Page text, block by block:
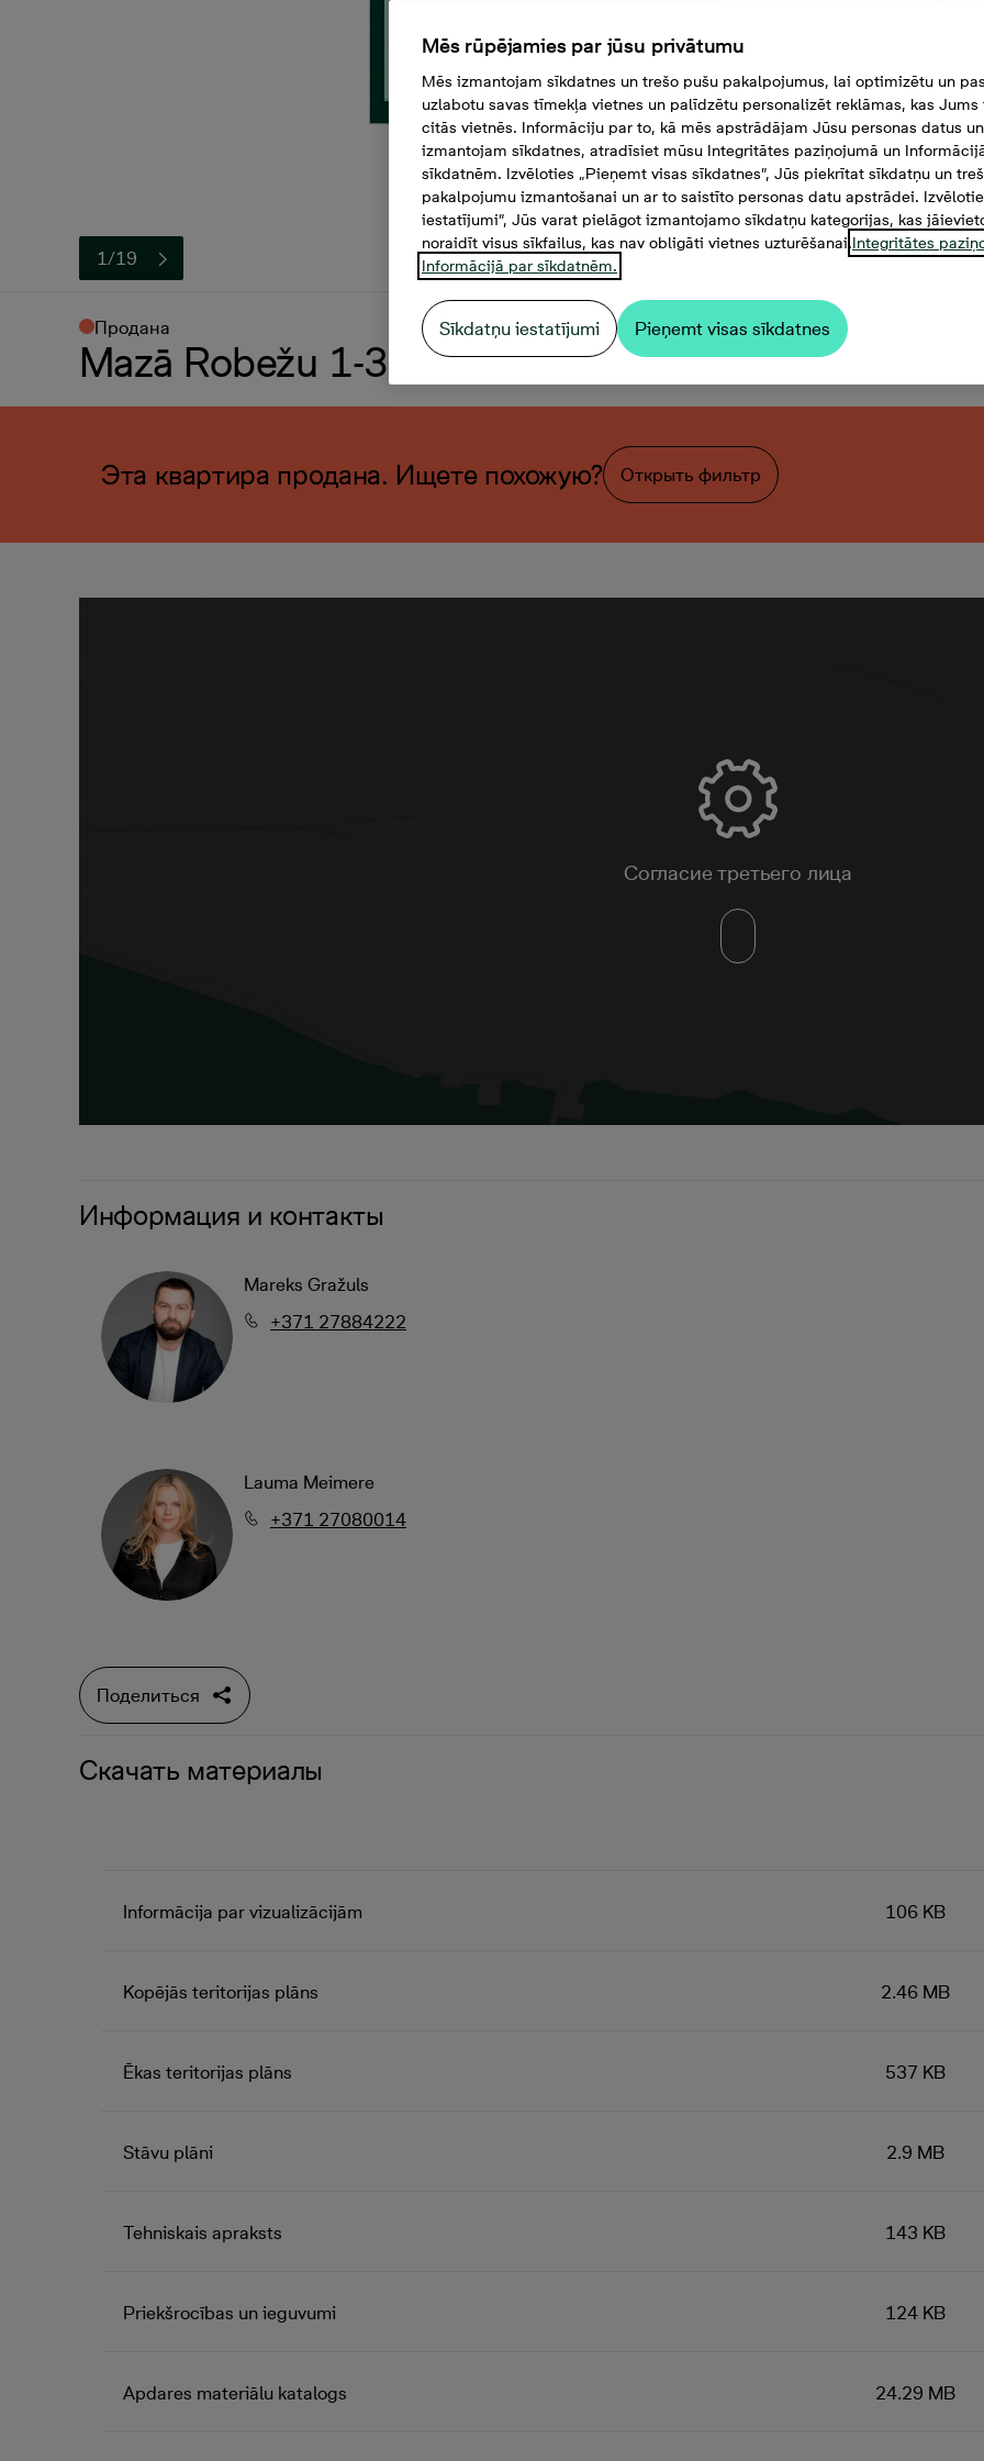
1/19
Продана
Mazā Robežu 1-34, 2 комнаты, 47,9 м²
Эта квартира продана. Ищете похожую? Открыть фильтр
Согласие третьего лица
Информация и контакты
Mareks Gražuls
+371 27884222
Lauma Meimere
+371 27080014
Поделиться
Скачать материалы
Informācija par vizualizācijām 106 KB
Kopējās teritorijas plāns 2.46 MB
Ēkas teritorijas plāns 537 KB
Stāvu plāni 2.9 MB
Tehniskais apraksts 143 KB
Priekšrocības un ieguvumi 124 KB
Apdares materiālu katalogs 24.29 MB
Mēs rūpējamies par jūsu privātumu
Mēs izmantojam sīkdatnes un trešo pušu pakalpojumus, lai optimizētu un
uzlabotu savas tīmekļa vietnes un palīdzētu personalizēt reklāmas, kas
citās vietnēs. Informāciju par to, kā mēs apstrādājam Jūsu personas datus un
izmantojam sīkdatnes, atradīsiet mūsu Integritātes paziņojumā un
sīkdatnēm. Izvēloties „Pieņemt visas sīkdatnes”, Jūs piekrītat sīkdatņu un
pakalpojumu izmantošanai un ar to saistīto personas datu apstrādei.
iestatījumi”, Jūs varat pielāgot izmantojamo sīkdatņu kategorijas, kas
noraidīt visus sīkfailus, kas nav obligāti vietnes uzturēšanai.Integritātes
Informācijā par sīkdatnēm.
Sīkdatņu iestatījumi Pieņemt visas sīkdatnes